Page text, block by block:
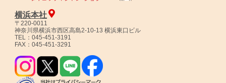
横浜本社
〒220-0011
神奈川県横浜市西区高島2-10-13 横浜東口ビル
TEL：045-451-3191
FAX：045-451-3291